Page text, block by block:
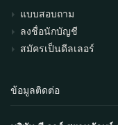
แบบสอบถาม
ลงชื่อนักบัญชี
สมัครเป็นดีลเลอร์
ข้อมูลติดต่อ